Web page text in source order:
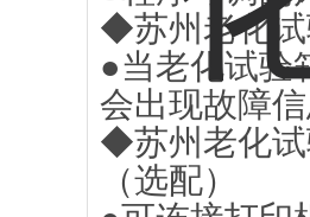
◆苏州老化试
●当老化试验
会出现故障
◆苏州老化试
（选配）